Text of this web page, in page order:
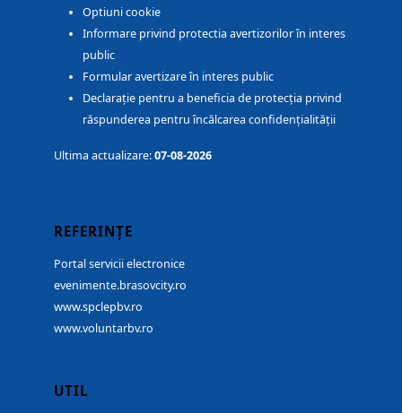
Optiuni cookie
Informare privind protectia avertizorilor în interes
public
Formular avertizare în interes public
Declarație pentru a beneficia de protecția privind
răspunderea pentru încălcarea confidențialității
Ultima actualizare:07-08-2026
REFERINȚE
Portal servicii electronice
evenimente.brasovcity.ro
www.spclepbv.ro
www.voluntarbv.ro
UTIL